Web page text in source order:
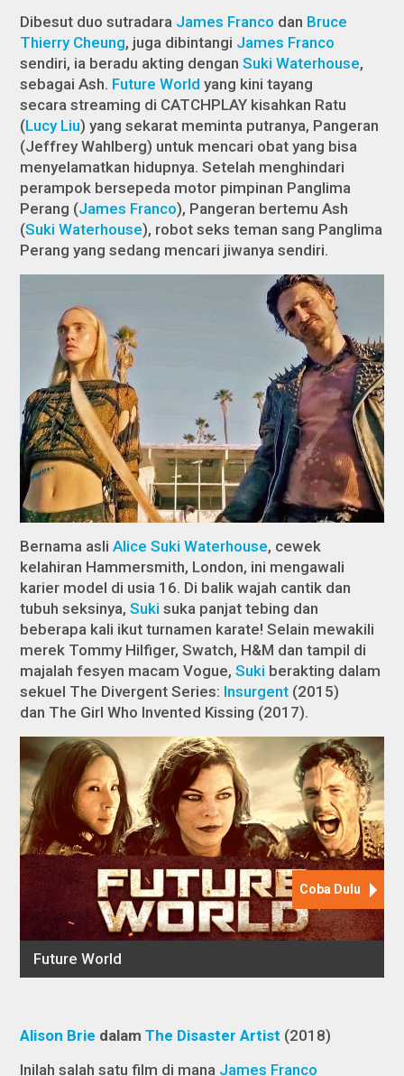
Dibesut duo sutradara James Franco dan Bruce
Thierry Cheung, juga dibintangi James Franco
sendiri, ia beradu akting denganSuki Waterhouse,
sebagai Ash. Future World yang kini tayang
secarastreaming di CATCHPLAY kisahkan Ratu
(Lucy Liu) yang sekarat meminta putranya, Pangeran
(Jeffrey Wahlberg) untuk mencari obat yang bisa
menyelamatkan hidupnya. Setelah menghindari
perampok bersepeda motor pimpinan Panglima
Perang (James Franco), Pangeran bertemu Ash
(Suki Waterhouse), robot seks teman sang Panglima
Perang yang sedang mencari jiwanya sendiri.
Bernama asliAlice Suki Waterhouse, cewek
kelahiran Hammersmith, London, ini mengawali
karier model di usia 16. Di balik wajah cantik dan
tubuh seksinya,Suki suka panjat tebing dan
beberapa kali ikut turnamen karate! Selain mewakili
merek Tommy Hilfiger, Swatch, H&M dan tampil di
majalah fesyen macamVogue,Suki berakting dalam
sekuel The Divergent Series: Insurgent (2015)
dan The Girl Who Invented Kissing (2017).
Alison Brie dalamThe Disaster Artist (2018)
Inilah salah satu film di mana James Franco